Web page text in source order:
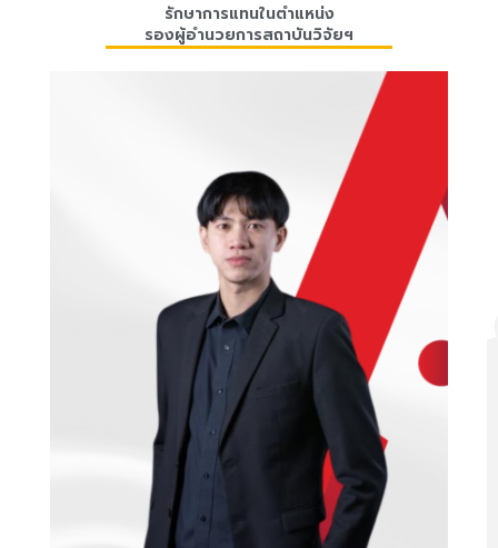
รักษาการแทนในตำแหน่ง
รองผู้อำนวยการสถาบันวิจัยฯ